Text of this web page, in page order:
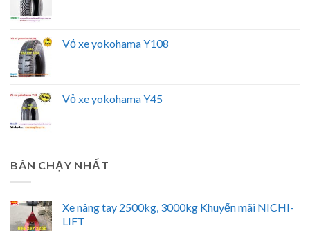
Vỏ xe yokohama Y108
Vỏ xe yokohama Y45
BÁN CHẠY NHẤT
Xe nâng tay 2500kg, 3000kg Khuyến mãi NICHI-
LIFT